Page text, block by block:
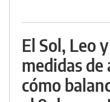
El Sol, Leo
medidas
cómo